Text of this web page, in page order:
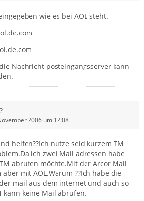
wie es bei AOL steht.
Nachricht posteingangsserver kann
2006 um 12:08
helfen??Ich nutze seid kurzem TM
ich zwei Mail adressen habe
abrufen möchte.Mit der Arcor Mail
mit AOL.Warum ??Ich habe die
mail aus dem internet und auch so
kann keine Mail abrufen.